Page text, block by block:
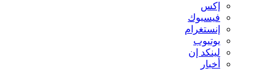
إكس
فيسبوك
إنستغرام
يوتيوب
لينكد إن
أخبار